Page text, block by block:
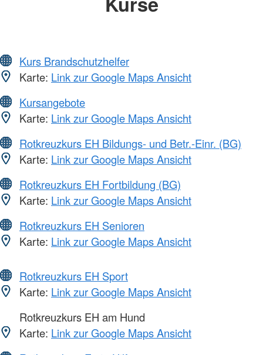
Kurs Brandschutzhelfer
Karte: Link zur Google Maps Ansicht
Kursangebote
Karte: Link zur Google Maps Ansicht
Rotkreuzkurs EH Bildungs- und Betr.-Einr. (BG)
Karte: Link zur Google Maps Ansicht
Rotkreuzkurs EH Fortbildung (BG)
Karte: Link zur Google Maps Ansicht
Rotkreuzkurs EH Senioren
Karte: Link zur Google Maps Ansicht
Rotkreuzkurs EH Sport
Karte: Link zur Google Maps Ansicht
Rotkreuzkurs EH am Hund
Karte: Link zur Google Maps Ansicht